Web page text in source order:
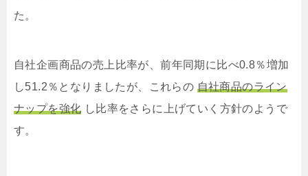
た。
自社企画商品の売上比率が、前年同期に比べ0.8％増加
し51.2％となりましたが、これらの 自社商品のライン
ナップを強化 し比率をさらに上げていく方針のようで
す。